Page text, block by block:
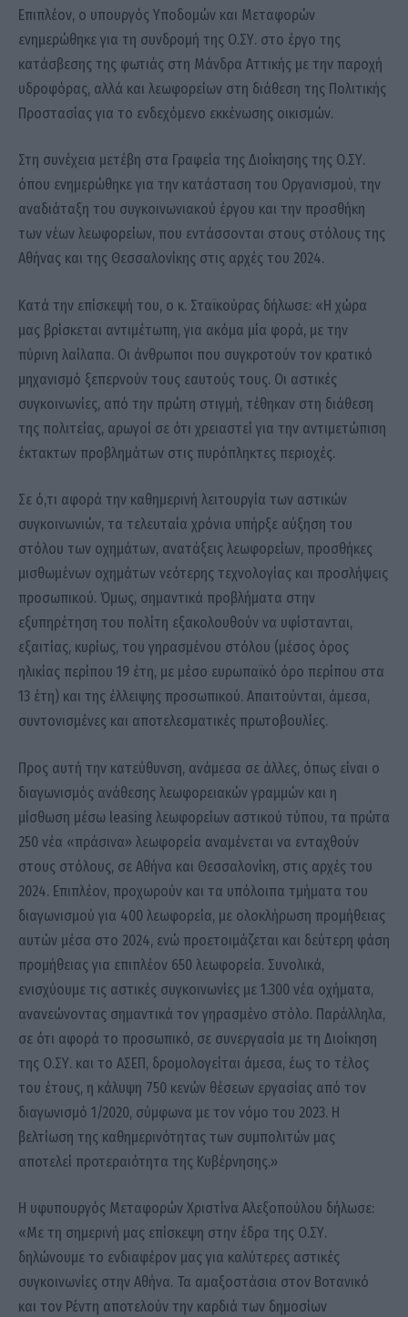
Επιπλέον, ο υπουργός Υποδομών και Μεταφορών
ενημερώθηκε για τη συνδρομή της Ο.ΣΥ. στο έργο της
κατάσβεσης της φωτιάς στη Μάνδρα Αττικής με την παροχή
υδροφόρας, αλλά και λεωφορείων στη διάθεση της Πολιτικής
Προστασίας για το ενδεχόμενο εκκένωσης οικισμών.
Στη συνέχεια μετέβη στα Γραφεία της Διοίκησης της Ο.ΣΥ.
όπου ενημερώθηκε για την κατάσταση του Οργανισμού, την
αναδιάταξη του συγκοινωνιακού έργου και την προσθήκη
των νέων λεωφορείων, που εντάσσονται στους στόλους της
Αθήνας και της Θεσσαλονίκης στις αρχές του 2024.
Κατά την επίσκεψή του, ο κ. Σταϊκούρας δήλωσε: «Η χώρα
μας βρίσκεται αντιμέτωπη, για ακόμα μία φορά, με την
πύρινη λαίλαπα. Οι άνθρωποι που συγκροτούν τον κρατικό
μηχανισμό ξεπερνούν τους εαυτούς τους. Οι αστικές
συγκοινωνίες, από την πρώτη στιγμή, τέθηκαν στη διάθεση
της πολιτείας, αρωγοί σε ότι χρειαστεί για την αντιμετώπιση
έκτακτων προβλημάτων στις πυρόπληκτες περιοχές.
Σε ό,τι αφορά την καθημερινή λειτουργία των αστικών
συγκοινωνιών, τα τελευταία χρόνια υπήρξε αύξηση του
στόλου των οχημάτων, ανατάξεις λεωφορείων, προσθήκες
μισθωμένων οχημάτων νεότερης τεχνολογίας και προσλήψεις
προσωπικού. Όμως, σημαντικά προβλήματα στην
εξυπηρέτηση του πολίτη εξακολουθούν να υφίστανται,
εξαιτίας, κυρίως, του γηρασμένου στόλου (μέσος όρος
ηλικίας περίπου 19 έτη, με μέσο ευρωπαϊκό όρο περίπου στα
13 έτη) και της έλλειψης προσωπικού. Απαιτούνται, άμεσα,
συντονισμένες και αποτελεσματικές πρωτοβουλίες.
Προς αυτή την κατεύθυνση, ανάμεσα σε άλλες, όπως είναι ο
διαγωνισμός ανάθεσης λεωφορειακών γραμμών και η
μίσθωση μέσω leasing λεωφορείων αστικού τύπου, τα πρώτα
250 νέα «πράσινα» λεωφορεία αναμένεται να ενταχθούν
στους στόλους, σε Αθήνα και Θεσσαλονίκη, στις αρχές του
2024. Επιπλέον, προχωρούν και τα υπόλοιπα τμήματα του
διαγωνισμού για 400 λεωφορεία, με ολοκλήρωση προμήθειας
αυτών μέσα στο 2024, ενώ προετοιμάζεται και δεύτερη φάση
προμήθειας για επιπλέον 650 λεωφορεία. Συνολικά,
ενισχύουμε τις αστικές συγκοινωνίες με 1.300 νέα οχήματα,
ανανεώνοντας σημαντικά τον γηρασμένο στόλο. Παράλληλα,
σε ότι αφορά το προσωπικό, σε συνεργασία με τη Διοίκηση
της Ο.ΣΥ. και το ΑΣΕΠ, δρομολογείται άμεσα, έως το τέλος
του έτους, η κάλυψη 750 κενών θέσεων εργασίας από τον
διαγωνισμό 1/2020, σύμφωνα με τον νόμο του 2023. Η
βελτίωση της καθημερινότητας των συμπολιτών μας
αποτελεί προτεραιότητα της Κυβέρνησης.»
Η υφυπουργός Μεταφορών Χριστίνα Αλεξοπούλου δήλωσε:
«Με τη σημερινή μας επίσκεψη στην έδρα της Ο.ΣΥ.
δηλώνουμε το ενδιαφέρον μας για καλύτερες αστικές
συγκοινωνίες στην Αθήνα. Τα αμαξοστάσια στον Βοτανικό
και τον Ρέντη αποτελούν την καρδιά των δημοσίων